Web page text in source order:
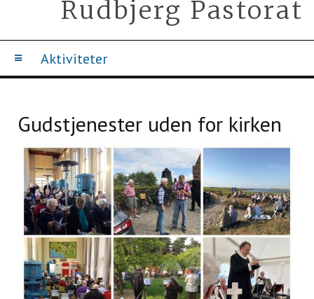
Rudbjerg Pastorat
Aktiviteter
Gudstjenester uden for kirken